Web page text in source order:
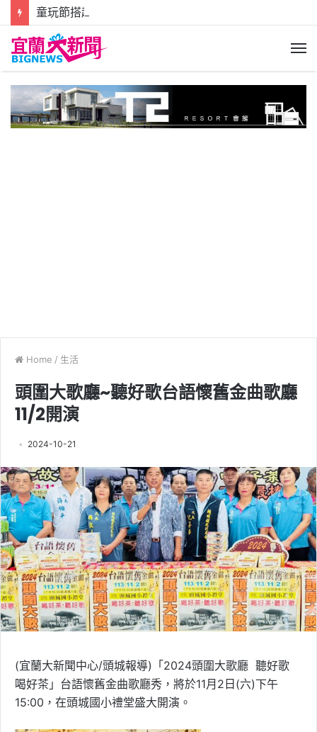
Home / 生活
頭圍大歌廳~聽好歌台語懷舊金曲歌廳
11/2開演
2024-10-21
(宜蘭大新聞中心/頭城報導)「2024頭圍大歌廳 聽好歌
喝好茶」台語懷舊金曲歌廳秀，將於11月2日(六)下午
15:00，在頭城國小禮堂盛大開演。